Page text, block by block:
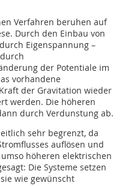
Verfahren beruhen auf
Durch den Einbau von
Eigenspannung –
der Potentiale im
vorhandene
der Gravitation wieder
werden. Die höheren
durch Verdunstung ab.
sehr begrenzt, da
auflösen und
höheren elektrischen
Die Systeme setzen
wie gewünscht